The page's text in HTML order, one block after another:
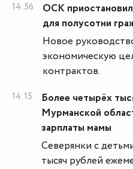
14:56
ОСК
для полусотни
Новое
экономическую
контрактов.
14:15
Более четырёх
Мурманской
зарплаты мамы
Северянки с
тысяч рублей